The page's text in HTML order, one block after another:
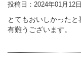
投稿日：2024年01月12日
とてもおいしかったと
有難うございます。